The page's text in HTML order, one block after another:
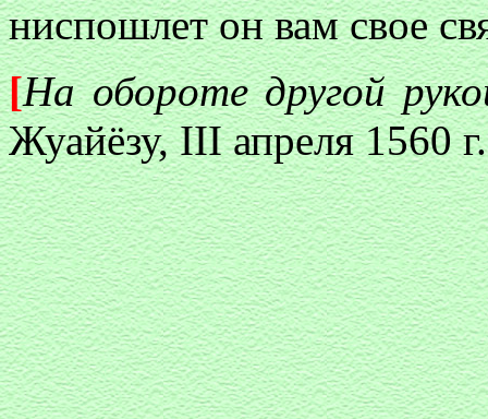
ниспошлет он вам свое
[На обороте другой
Жуайёзу, III апреля 1560 г.